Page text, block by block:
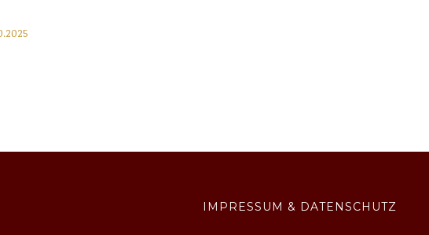
IMPRESSUM & DATENSCHUTZ